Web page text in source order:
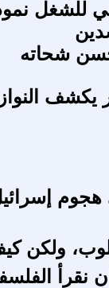
للشغل
شحاته
يكشف
ولكن
نقرأ